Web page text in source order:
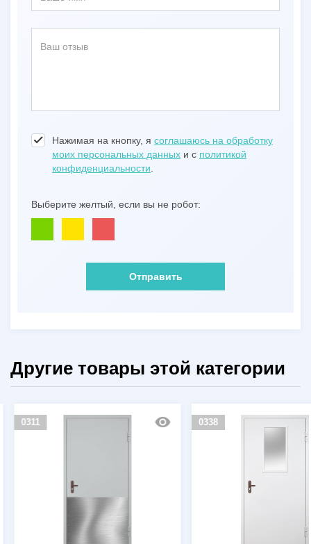
Нажимая на кнопку, я соглашаюсь на обработку
моих персональных данных и с политикой
конфиденциальности
Выберите желтый, если вы не робот:
Отправить
Другие товары этой категории
0311 0338